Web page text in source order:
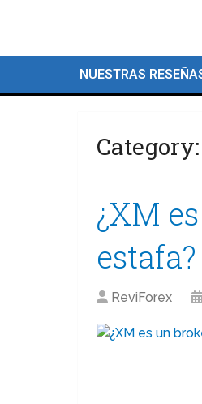
NUESTRAS
Category:
¿XM
estafa?
ReviForex